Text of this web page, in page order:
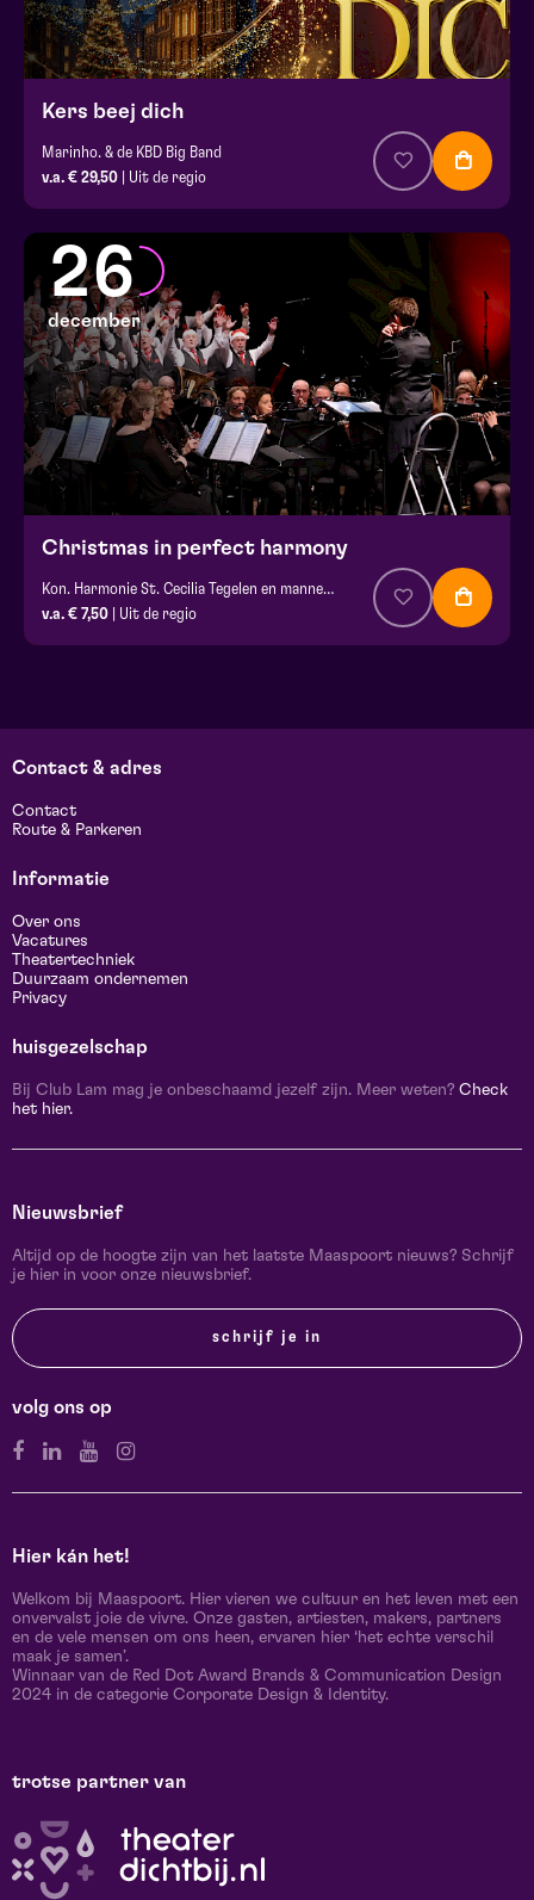
Kers beej dich
Marinho. & de KBD Big Band
v.a. € 29,50 | Uit de regio
26
december
Christmas in perfect harmony
Kon. Harmonie St. Cecilia Tegelen en mannenkoor de Meulezengers
v.a. € 7,50 | Uit de regio
Contact & adres
Contact
Route & Parkeren
Informatie
Over ons
Vacatures
Theatertechniek
Duurzaam ondernemen
Privacy
huisgezelschap
Bij Club Lam mag je onbeschaamd jezelf zijn. Meer weten? Check
het hier.
Nieuwsbrief
Altijd op de hoogte zijn van het laatste Maaspoort nieuws? Schrijf
je hier in voor onze nieuwsbrief.
schrijf je in
volg ons op
Hier kán het!
Welkom bij Maaspoort. Hier vieren we cultuur en het leven met een
onvervalst joie de vivre. Onze gasten, artiesten, makers, partners
en de vele mensen om ons heen, ervaren hier ‘het echte verschil
maak je samen’.
Winnaar van de Red Dot Award Brands & Communication Design
2024 in de categorie Corporate Design & Identity.
trotse partner van